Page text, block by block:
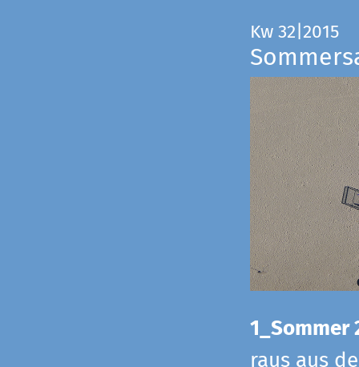
Kw 32|2015
raus aus